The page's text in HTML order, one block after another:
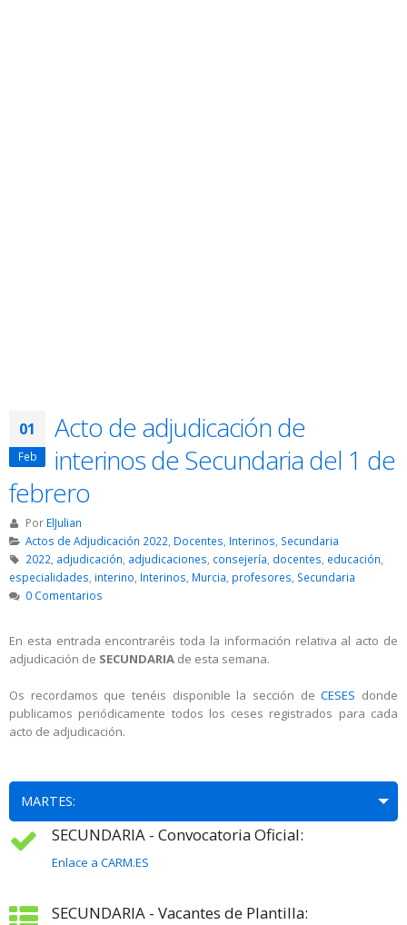
01
Feb
Acto de adjudicación de
interinos de Secundaria del 1 de
febrero
Por ElJulian
Actos de Adjudicación 2022 Docentes Interinos Secundaria
2022, adjudicación, adjudicaciones, consejería, docentes, educación,
especialidades, interino, Interinos, Murcia, profesores, Secundaria
0 Comentarios
En esta entrada encontraréis toda la información relativa al acto de
adjudicación de SECUNDARIA de esta semana.
Os recordamos que tenéis disponible la sección deCESES donde
publicamos periódicamente todos los ceses registrados para cada
acto de adjudicación.
MARTES:
SECUNDARIA - Convocatoria Oficial:
Enlace a CARM.ES
SECUNDARIA - Vacantes de Plantilla: